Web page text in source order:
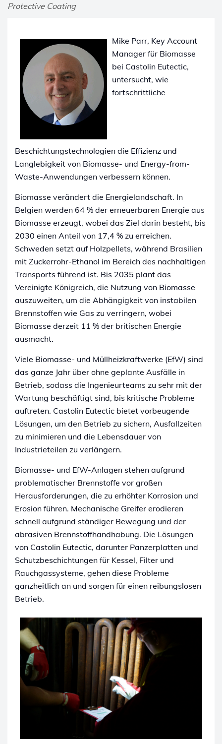
Protective Coating
Mike Parr, Key Account
Manager für Biomasse
bei Castolin Eutectic,
untersucht, wie
fortschrittliche
Beschichtungstechnologien die Effizienz und
Langlebigkeit von Biomasse- und Energy-from-
Waste-Anwendungen verbessern können.
Biomasse verändert die Energielandschaft. In
Belgien werden 64 % der erneuerbaren Energie aus
Biomasse erzeugt, wobei das Ziel darin besteht, bis
2030 einen Anteil von 17,4 % zu erreichen.
Schweden setzt auf Holzpellets, während Brasilien
mit Zuckerrohr-Ethanol im Bereich des nachhaltigen
Transports führend ist. Bis 2035 plant das
Vereinigte Königreich, die Nutzung von Biomasse
auszuweiten, um die Abhängigkeit von instabilen
Brennstoffen wie Gas zu verringern, wobei
Biomasse derzeit 11 % der britischen Energie
ausmacht.
Viele Biomasse- und Müllheizkraftwerke (EfW) sind
das ganze Jahr über ohne geplante Ausfälle in
Betrieb, sodass die Ingenieurteams zu sehr mit der
Wartung beschäftigt sind, bis kritische Probleme
auftreten. Castolin Eutectic bietet vorbeugende
Lösungen, um den Betrieb zu sichern, Ausfallzeiten
zu minimieren und die Lebensdauer von
Industrieteilen zu verlängern.
Biomasse- und EfW-Anlagen stehen aufgrund
problematischer Brennstoffe vor großen
Herausforderungen, die zu erhöhter Korrosion und
Erosion führen. Mechanische Greifer erodieren
schnell aufgrund ständiger Bewegung und der
abrasiven Brennstoffhandhabung. Die Lösungen
von Castolin Eutectic, darunter Panzerplatten und
Schutzbeschichtungen für Kessel, Filter und
Rauchgassysteme, gehen diese Probleme
ganzheitlich an und sorgen für einen reibungslosen
Betrieb.